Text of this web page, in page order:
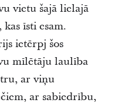
vietu šajā lielajā
īsti esam.
ietērpj šos
mīlētāju laulība
ar viņu
ar sabiedrību,